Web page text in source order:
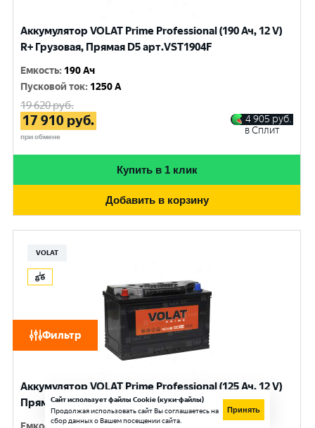
Фильтр
Аккумулятор VOLAT Prime Professional (190 Ач, 12 V)
R+ Грузовая, Прямая D5 арт.VST1904F
Емкость: 190 Ач
Пусковой ток: 1250 A
19 620руб.
17 910 руб.
при обмене
4 905 руб.
в Сплит
Купить в 1 клик
Добавить в корзину
VOLAT
Аккумулятор VOLAT Prime Professional (125 Ач, 12 V)
Прямая, L+ D2 арт.VST1251
Сайт использует файлы Cookie (куки-файлы)
Продолжая использовать сайт Вы соглашаетесь на
сбор данных о Вашем посещении сайта.
Принять